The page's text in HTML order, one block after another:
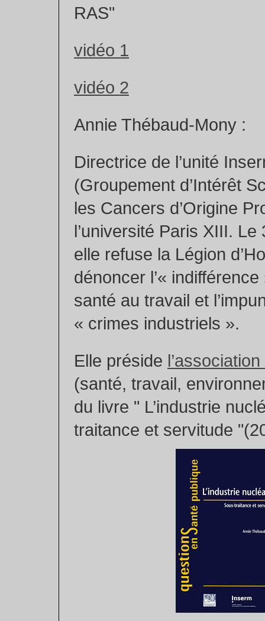
RAS"
vidéo 1
vidéo 2
Annie Thébaud-Mony :
Directrice de l’unité
(Groupement d’Intérêt
les Cancers d’Origine
l’université Paris XIII. Le
elle refuse la Légion
dénoncer l’«
santé au travail et
« crimes industriels ».
Elle préside
(santé, travail,
du livre " L’industrie
traitance et servitude